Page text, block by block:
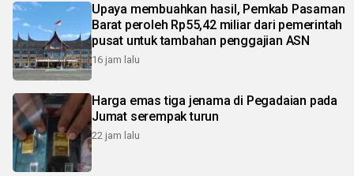
Upaya membuahkan hasil, Pemkab Pasaman
Barat peroleh Rp55,42 miliar dari pemerintah
pusat untuk tambahan penggajian ASN
16 jam lalu
Harga emas tiga jenama di Pegadaian pada
Jumat serempak turun
22 jam lalu